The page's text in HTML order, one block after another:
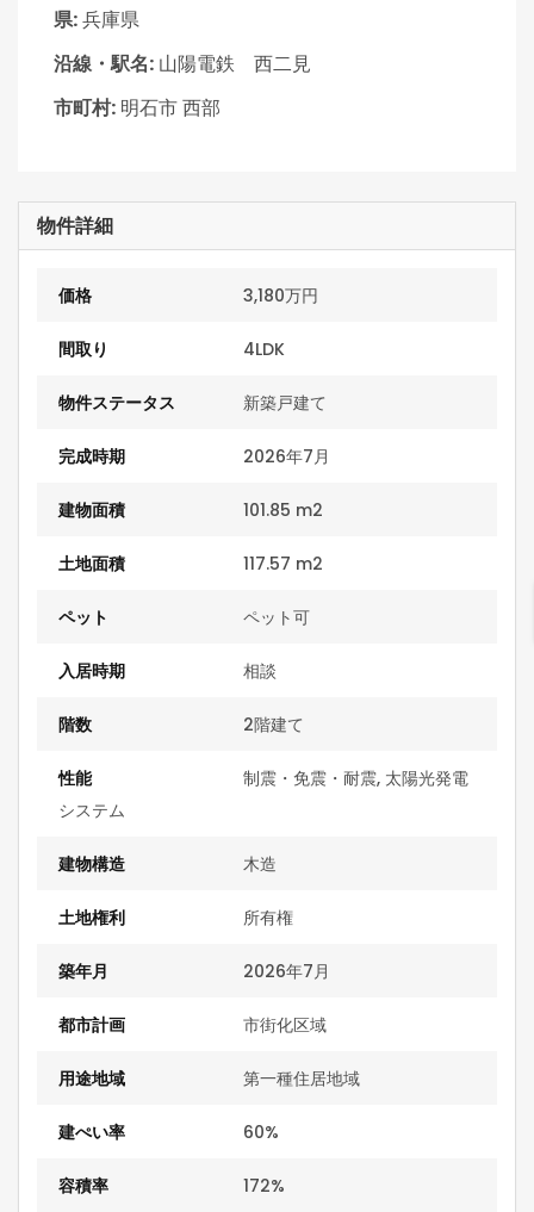
県:兵庫県
沿線・駅名: 山陽電鉄 西二見
市町村: 明石市 西部
物件詳細
価格 3,180万円
間取り 4LDK
物件ステータス 新築戸建て
完成時期 2026年7月
建物面積 101.85 m2
土地面積 117.57 m2
ペット ペット可
入居時期 相談
階数 2階建て
性能
制震・免震・耐震, 太陽光発電
システム
建物構造 木造
土地権利 所有権
築年月 2026年7月
都市計画 市街化区域
用途地域 第一種住居地域
建ぺい率 60%
容積率 172%